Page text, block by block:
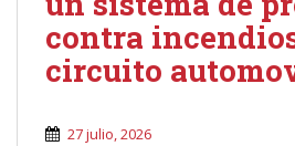
contra
circuito
27 julio, 2026